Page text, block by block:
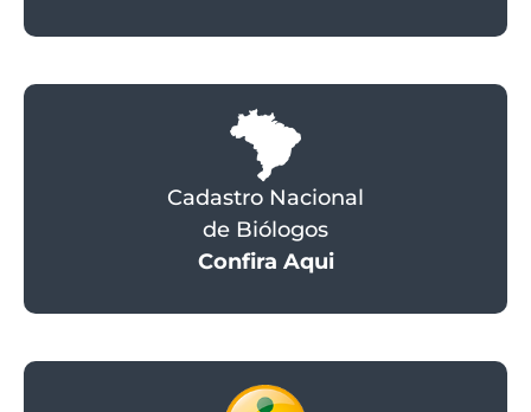
Cadastro Nacional
de Biólogos
Confira Aqui